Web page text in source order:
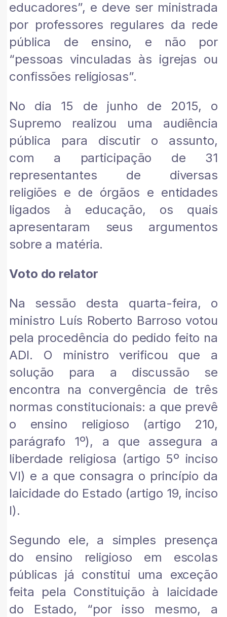
educadores”, e deve ser ministrada
por professores regulares da rede
pública de ensino, e não por
“pessoas vinculadas às igrejas ou
confissões religiosas”.
No dia 15 de junho de 2015, o
Supremo realizou uma audiência
pública para discutir o assunto,
com a participação de 31
representantes de diversas
religiões e de órgãos e entidades
ligados à educação, os quais
apresentaram seus argumentos
sobre a matéria.
Voto do relator
Na sessão desta quarta-feira, o
ministro Luís Roberto Barroso votou
pela procedência do pedido feito na
ADI. O ministro verificou que a
solução para a discussão se
encontra na convergência de três
normas constitucionais: a que prevê
o ensino religioso (artigo 210,
parágrafo 1º), a que assegura a
liberdade religiosa (artigo 5º inciso
VI) e a que consagra o princípio da
laicidade do Estado (artigo 19, inciso
I).
Segundo ele, a simples presença
do ensino religioso em escolas
públicas já constitui uma exceção
feita pela Constituição à laicidade
do Estado, “por isso mesmo, a